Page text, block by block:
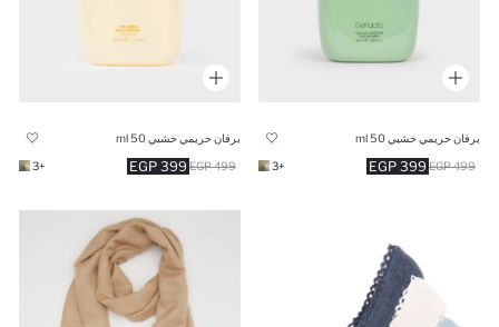
برفان حريمي خشبي 50 ml
399 EGP 499 EGP
+3
برفان حريمي خشبي 50 ml
399 EGP 499 EGP
+3